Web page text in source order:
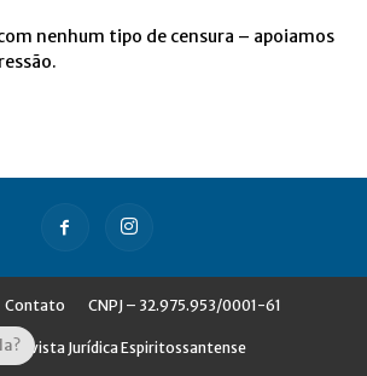
nenhum tipo de censura – apoiamos
Contato CNPJ – 32.975.953/0001-61
Revista Jurídica Espiritossantense